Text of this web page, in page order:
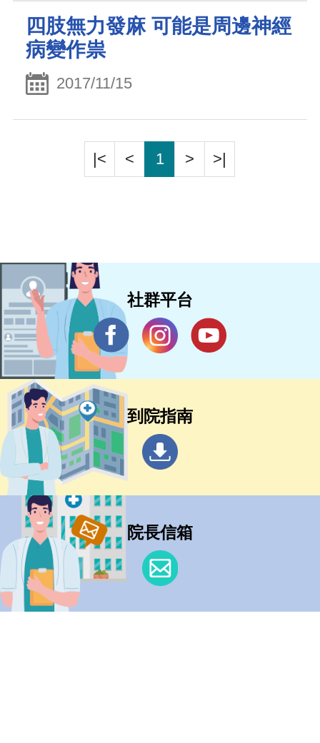
四肢無力發麻 可能是周邊神經
病變作祟
2017/11/15
|< < 1 > >|
社群平台
到院指南
院長信箱